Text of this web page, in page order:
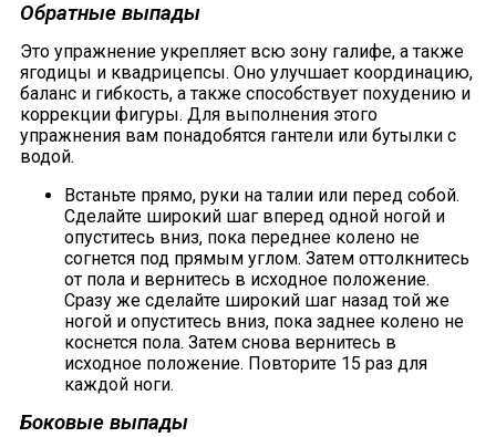
Обратные выпады
Это упражнение укрепляет всю зону галифе, а также
ягодицы и квадрицепсы. Оно улучшает координацию,
баланс и гибкость, а также способствует похудению и
коррекции фигуры. Для выполнения этого
упражнения вам понадобятся гантели или бутылки с
водой.
Встаньте прямо, руки на талии или перед собой.
Сделайте широкий шаг вперед одной ногой и
опуститесь вниз, пока переднее колено не
согнется под прямым углом. Затем оттолкнитесь
от пола и вернитесь в исходное положение.
Сразу же сделайте широкий шаг назад той же
ногой и опуститесь вниз, пока заднее колено не
коснется пола. Затем снова вернитесь в
исходное положение. Повторите 15 раз для
каждой ноги.
Боковые выпады